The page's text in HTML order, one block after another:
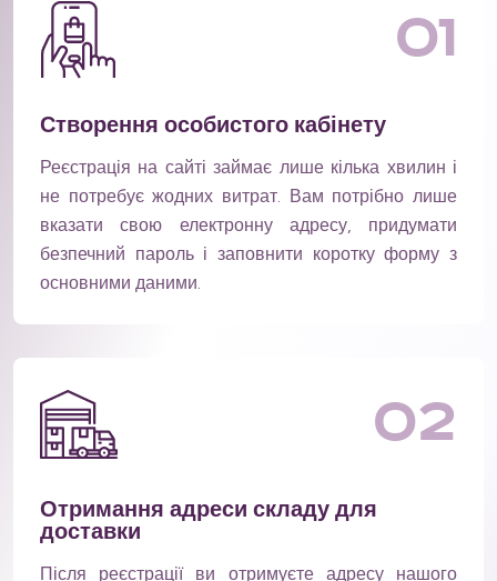
01
Створення особистого кабінету
Реєстрація на сайті займає лише кілька хвилин і
не потребує жодних витрат. Вам потрібно лише
вказати свою електронну адресу, придумати
безпечний пароль і заповнити коротку форму з
основними даними.
02
Отримання адреси складу для
доставки
Після реєстрації ви отримуєте адресу нашого